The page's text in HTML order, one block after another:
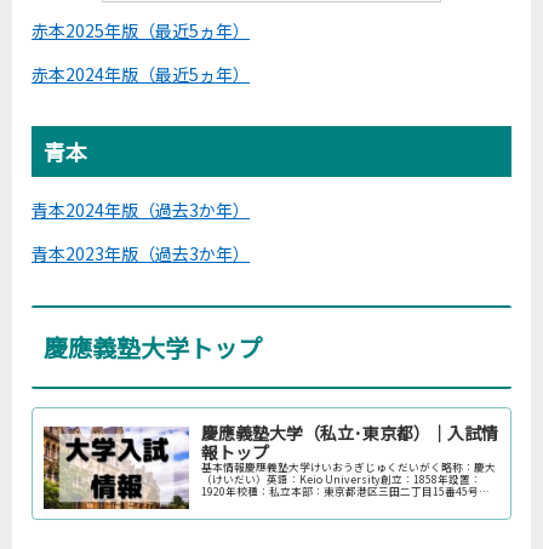
赤本2025年版（最近5ヵ年）
赤本2024年版（最近5ヵ年）
青本
青本2024年版（過去3か年）
青本2023年版（過去3か年）
慶應義塾大学トップ
慶應義塾大学（私立･東京都）｜入試情
報トップ
基本情報慶應義塾大学けいおうぎじゅくだいがく略称：慶大
（けいだい）英語：Keio University創立：1858年設置：
1920年校種：私立本部：東京都港区三田二丁目15番45号公
計...